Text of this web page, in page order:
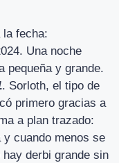
la fecha:
Una noche
pequeña y grande.
. Sorloth, el tipo de
primero gracias a
a plan trazado:
cuando menos se
derbi grande sin